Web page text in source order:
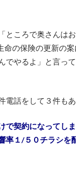
ところで奥さんは
の保険の更新の案
でやるよ」と言っ
電話をして３件もあ
契約になってし
率１/５０チラシを